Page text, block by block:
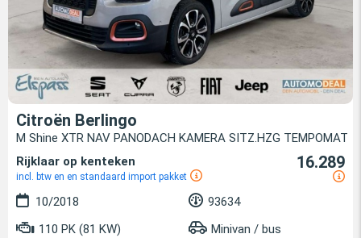
Citroën Berlingo
M Shine XTR NAV PANODACH KAMERA SITZ.HZG TEMPOMAT
Rijklaar op kenteken
incl. btw en en standaard import pakket
16.289
10/2018
93634
110 PK (81 KW)
Minivan / bus